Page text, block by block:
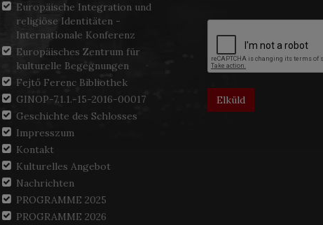
Europäische Integration und
religiöse Identitäten -
Internationale Konferenz
Europäisches Zentrum für
kulturelle Begegnungen
Fejtő Ferenc Bibliothek
GINOP-7.1.1.-15-2016-00017
Geschichte des Schlosses
Impresszum
Kontakt
Kulturelles Angebot
Nachrichten
PROGRAMME 2025
PROGRAMME 2026
Elküld